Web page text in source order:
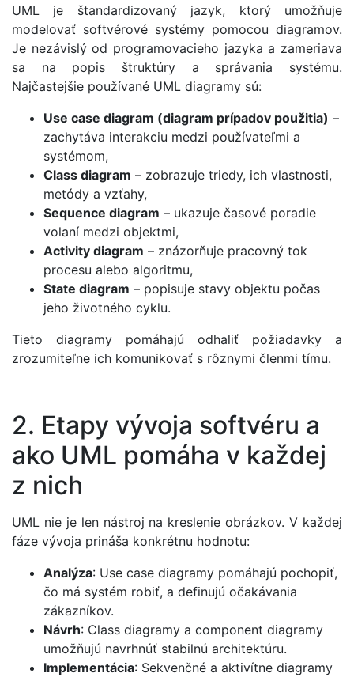
UML je štandardizovaný jazyk, ktorý umožňuje
modelovať softvérové systémy pomocou diagramov.
Je nezávislý od programovacieho jazyka a zameriava
sa na popis štruktúry a správania systému.
Najčastejšie používané UML diagramy sú:
Use case diagram (diagram prípadov použitia) –
zachytáva interakciu medzi používateľmi a
systémom,
Class diagram – zobrazuje triedy, ich vlastnosti,
metódy a vzťahy,
Sequence diagram – ukazuje časové poradie
volaní medzi objektmi,
Activity diagram – znázorňuje pracovný tok
procesu alebo algoritmu,
State diagram – popisuje stavy objektu počas
jeho životného cyklu.
Tieto diagramy pomáhajú odhaliť požiadavky a
zrozumiteľne ich komunikovať s rôznymi členmi tímu.
2. Etapy vývoja softvéru a
ako UML pomáha v každej
z nich
UML nie je len nástroj na kreslenie obrázkov. V každej
fáze vývoja prináša konkrétnu hodnotu:
Analýza: Use case diagramy pomáhajú pochopiť,
čo má systém robiť, a definujú očakávania
zákazníkov.
Návrh: Class diagramy a component diagramy
umožňujú navrhnúť stabilnú architektúru.
Implementácia: Sekvenčné a aktivítne diagramy